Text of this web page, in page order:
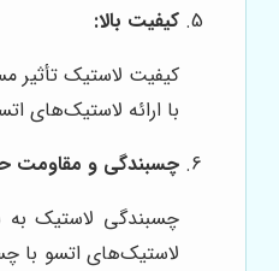
کیفیت بالا:
کیفیت لاستیک تأثیر
با ارائه لاستیک‌های
چسبندگی و مقاومت
چسبندگی لاستیک به
لاستیک‌های اتسو با